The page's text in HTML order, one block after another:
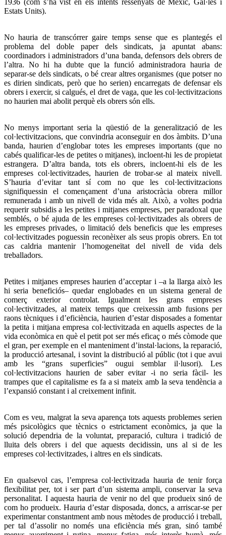
Estats Units).
No hauria de transcórrer gaire temps sense que es plantegés el
problema del doble paper dels sindicats, ja apuntat abans:
coordinadors i administradors d’una banda, defensors dels obrers de
l’altra. No hi ha dubte que la funció administradora hauria de
separar-se dels sindicats, o bé crear altres organismes (que potser no
es dirien sindicats, però que ho serien) encarregats de defensar els
obrers i exercir, si calgués, el dret de vaga, que les col·lectivitzacions
no haurien mai abolit perquè els obrers són ells.
No menys important seria la qüestió de la generalització de les
col·lectivitzacions, que convindria aconseguir en dos àmbits. D’una
banda, haurien d’englobar totes les empreses importants (que no
cabés qualificar-les de petites o mitjanes), incloent-hi les de propietat
estrangera. D’altra banda, tots els obrers, incloent-hi els de les
empreses col·lectivitzades, haurien de trobar-se al mateix nivell.
S’hauria d’evitar tant sí com no que les col·lectivitzacions
signifiquessin el començament d’una aristocràcia obrera millor
remunerada i amb un nivell de vida més alt. Això, a voltes podria
requerir subsidis a les petites i mitjanes empreses, per paradoxal que
semblés, o bé ajuda de les empreses col·lectivitzades als obrers de
les empreses privades, o limitació dels beneficis que les empreses
col·lectivitzades poguessin reconèixer als seus propis obrers. En tot
cas caldria mantenir l’homogeneïtat del nivell de vida dels
treballadors.
Petites i mitjanes empreses haurien d’acceptar i –a la llarga això les
hi seria beneficiós– quedar englobades en un sistema general de
comerç exterior controlat. Igualment les grans empreses
col·lectivitzades, al mateix temps que creixessin amb fusions per
raons tècniques i d’eficiència, haurien d’estar disposades a fomentar
la petita i mitjana empresa col·lectivitzada en aquells aspectes de la
vida econòmica en què el petit pot ser més eficaç o més còmode que
el gran, per exemple en el manteniment d’instal·lacions, la reparació,
la producció artesanal, i sovint la distribució al públic (tot i que avui
amb les “grans superficies” ougui semblar il·lusori). Les
col·lectivitzacions haurien de saber evitar -i no seria fàcil- les
trampes que el capitalisme es fa a si mateix amb la seva tendència a
l’expansió constant i al creixement infinit.
Com es veu, malgrat la seva aparença tots aquests problemes serien
més psicològics que tècnics o estrictament econòmics, ja que la
solució dependria de la voluntat, preparació, cultura i tradició de
lluita dels obrers i del que aquests decidissin, uns al si de les
empreses col·lectivitzades, i altres en els sindicats.
En qualsevol cas, l’empresa col·lectivitzada hauria de tenir força
flexibilitat per, tot i ser part d’un sistema ampli, conservar la seva
personalitat. I aquesta hauria de venir no del que produeix sinó de
com ho produeix. Hauria d’estar disposada, doncs, a arriscar-se per
experimentar constantment amb nous mètodes de producció i treball,
per tal d’assolir no només una eficiència més gran, sinó també